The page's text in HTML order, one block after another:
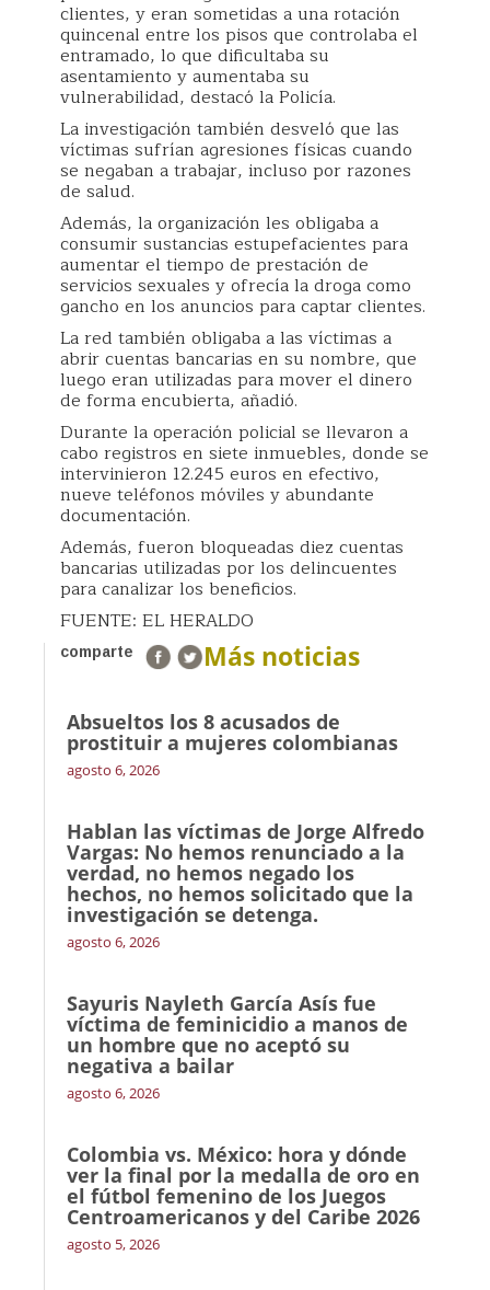
clientes, y eran sometidas a una rotación
quincenal entre los pisos que controlaba el
entramado, lo que dificultaba su
asentamiento y aumentaba su
vulnerabilidad, destacó la Policía.
La investigación también desveló que las
víctimas sufrían agresiones físicas cuando
se negaban a trabajar, incluso por razones
de salud.
Además, la organización les obligaba a
consumir sustancias estupefacientes para
aumentar el tiempo de prestación de
servicios sexuales y ofrecía la droga como
gancho en los anuncios para captar clientes.
La red también obligaba a las víctimas a
abrir cuentas bancarias en su nombre, que
luego eran utilizadas para mover el dinero
de forma encubierta, añadió.
Durante la operación policial se llevaron a
cabo registros en siete inmuebles, donde se
intervinieron 12.245 euros en efectivo,
nueve teléfonos móviles y abundante
documentación.
Además, fueron bloqueadas diez cuentas
bancarias utilizadas por los delincuentes
para canalizar los beneficios.
FUENTE: EL HERALDO
comparte Más noticias
Absueltos los 8 acusados de
prostituir a mujeres colombianas
agosto 6, 2026
Hablan las víctimas de Jorge Alfredo
Vargas: No hemos renunciado a la
verdad, no hemos negado los
hechos, no hemos solicitado que la
investigación se detenga.
agosto 6, 2026
Sayuris Nayleth García Asís fue
víctima de feminicidio a manos de
un hombre que no aceptó su
negativa a bailar
agosto 6, 2026
Colombia vs. México: hora y dónde
ver la final por la medalla de oro en
el fútbol femenino de los Juegos
Centroamericanos y del Caribe 2026
agosto 5, 2026